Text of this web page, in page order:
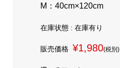
M：40cm×120cm
在庫状態 : 在庫有り
販売価格 ¥1,980(税別)